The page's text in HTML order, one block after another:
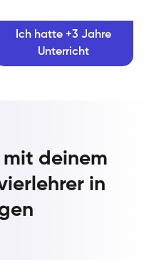
Ich hatte +3 Jahre
Unterricht
mit deinem
in